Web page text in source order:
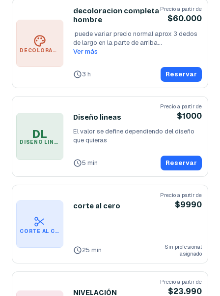
DECOLORACION COMPLETA HOMBRE
decoloracion completa
hombre
Precio a partir de
$60.000
puede variar precio normal aprox 3 dedos
de largo en la parte de arriba...
Ver más
3 h Reservar
DL
DISEÑO LINEAS
Diseño lineas
Precio a partir de
$1000
El valor se define dependiendo del diseño
que quieras
5 min Reservar
CORTE AL CERO
corte al cero
Precio a partir de
$9990
25 min
Sin profesional
asignado
NIVELACIÓN
Precio a partir de
$23.990